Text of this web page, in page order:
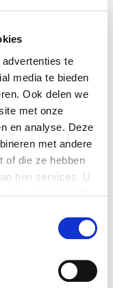
te
media te bieden
Ook delen we
met onze
en analyse. Deze
met andere
of die ze hebben
hun services. U